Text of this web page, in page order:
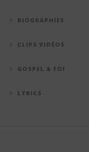
BIOGRAPHIES
CLIPS VIDÉOS
GOSPEL & FOI
LYRICS